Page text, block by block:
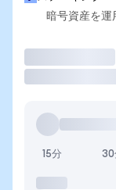
暗号資産を運
15分 30